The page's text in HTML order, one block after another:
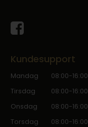
Kundesupport
Mandag
08:00-16:00
Tirsdag
08:00-16:00
Onsdag
08:00-16:00
Torsdag
08:00-16:00